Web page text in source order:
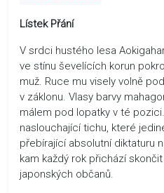
Lístek Přání
V srdci hustého lesa
ve stínu ševelících korun
muž. Ruce mu visely volně
v záklonu. Vlasy barvy
málem pod lopatky v té
naslouchající tichu, které
přebírající absolutní diktaturu
kam každý rok přichází
japonských občanů.